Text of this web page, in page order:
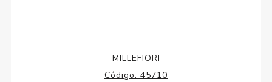
MILLEFIORI
Código: 45710